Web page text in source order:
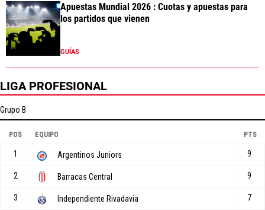
Apuestas Mundial 2026 : Cuotas y apuestas para
los partidos que vienen
GUÍAS
LIGA PROFESIONAL